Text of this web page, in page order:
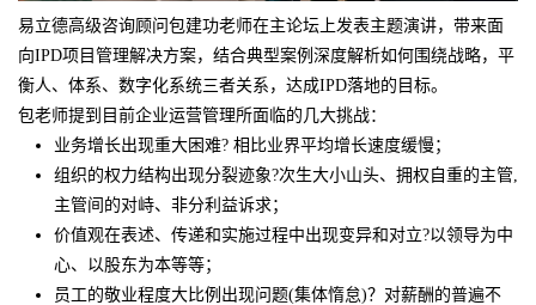
易立德高级咨询顾问包建功老师在主论坛上发表主题演讲，带来面
向IPD项目管理解决方案，结合典型案例深度解析如何围绕战略，平
衡人、体系、数字化系统三者关系，达成IPD落地的目标。
包老师提到目前企业运营管理所面临的几大挑战：
业务增长出现重大困难? 相比业界平均增长速度缓慢；
组织的权力结构出现分裂迹象?次生大小山头、拥权自重的主管,
主管间的对峙、非分利益诉求；
价值观在表述、传递和实施过程中出现变异和对立?以领导为中
心、以股东为本等等；
员工的敬业程度大比例出现问题(集体惰怠)？对薪酬的普遍不